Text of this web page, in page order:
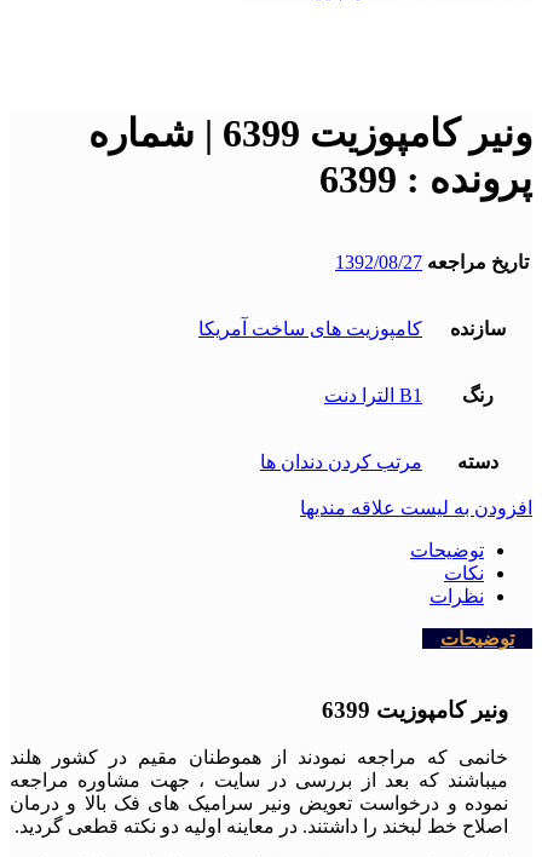
ونیر کامپوزیت 6399 | شماره
پرونده : 6399
تاریخ مراجعه 1392/08/27
سازنده کامپوزیت های ساخت آمریکا
رنگ B1 الترا دنت
دسته مرتب کردن دندان ها
افزودن به لیست علاقه مندیها
توضیحات
نکات
نظرات
توضیحات
ونیر کامپوزیت 6399
خانمی که مراجعه نمودند از هموطنان مقیم در کشور هلند
میباشند که بعد از بررسی در سایت ، جهت مشاوره مراجعه
نموده و درخواست تعویض ونیر سرامیک های فک بالا و درمان
اصلاح خط لبخند را داشتند. در معاینه اولیه دو نکته قطعی گردید.